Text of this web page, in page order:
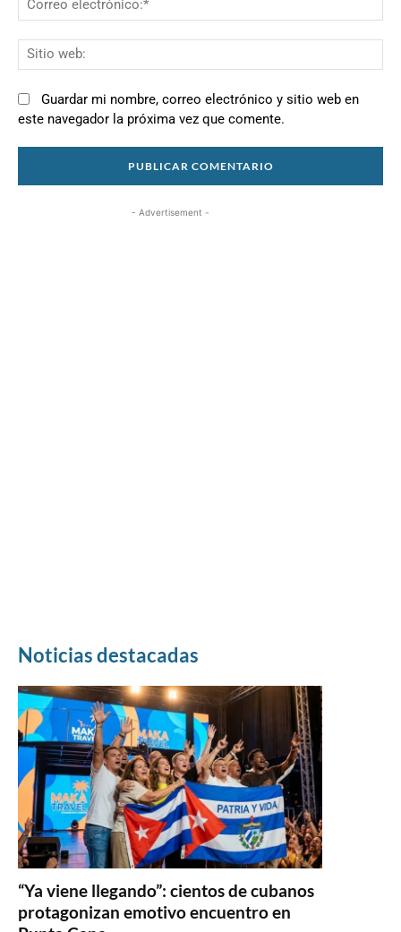
Guardar mi nombre, correo electrónico y sitio web en
este navegador la próxima vez que comente.
- Advertisement -
Noticias destacadas
“Ya viene llegando”: cientos de cubanos
protagonizan emotivo encuentro en